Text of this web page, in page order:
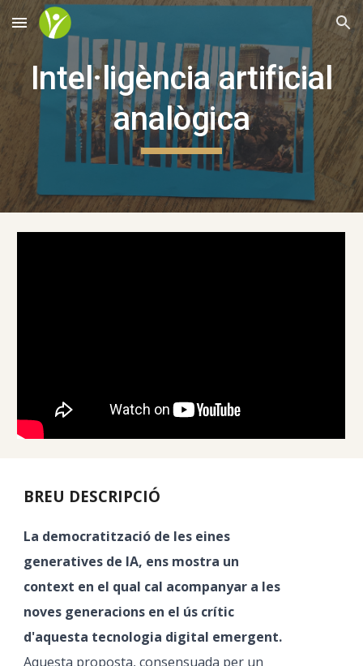
Skip to main content Skip to navigation
Intel·ligència artificial
analògica
BREU DESCRIPCIÓ
La democratització de les eines
generatives de IA, ens mostra un
context en el qual cal acompanyar a les
noves generacions en el ús crític
d'aquesta tecnologia digital emergent.
Aquesta proposta, consensuada per un